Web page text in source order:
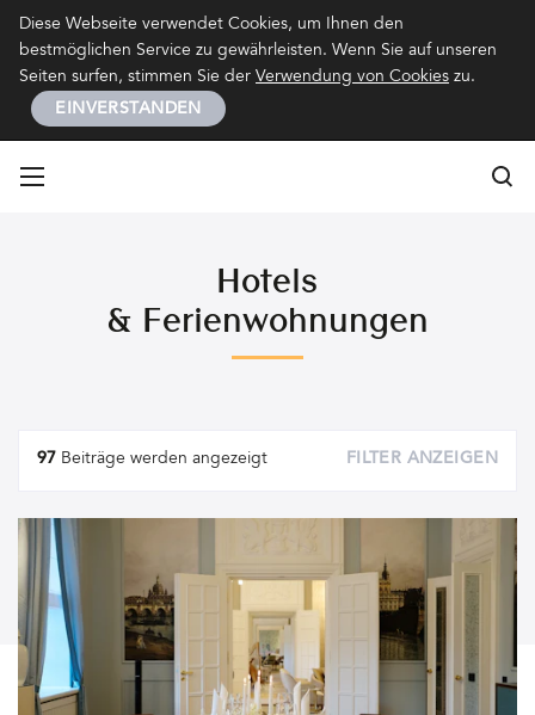
Diese Webseite verwendet Cookies, um Ihnen den
bestmöglichen Service zu gewährleisten. Wenn Sie auf unseren
Seiten surfen, stimmen Sie der Verwendung von Cookies zu.
EINVERSTANDEN
Hotels
& Ferienwohnungen
Artikel
97 Beiträge werden angezeigt FILTER ANZEIGEN